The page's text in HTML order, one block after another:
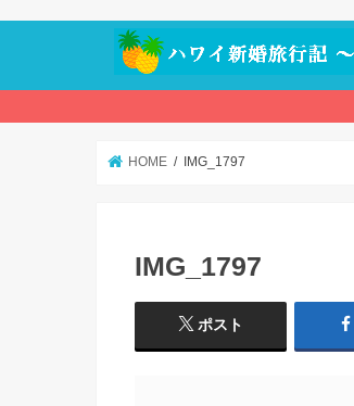
HOME IMG_1797
IMG_1797
ポスト